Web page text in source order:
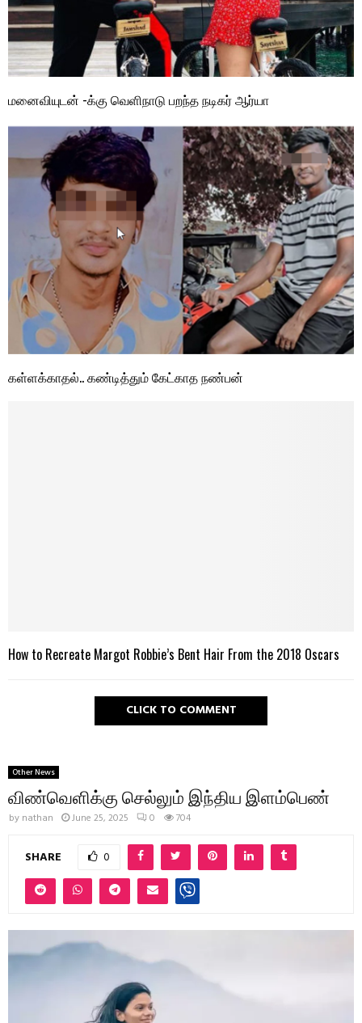
மனைவியுடன் -க்கு வெளிநாடு பறந்த நடிகர் ஆர்யா
கள்ளக்காதல்.. கண்டித்தும் கேட்காத நண்பன்
How to Recreate Margot Robbie’s Bent Hair From the 2018 Oscars
CLICK TO COMMENT
Other News
விண்வெளிக்கு செல்லும் இந்திய இளம்பெண்
by nathan June 25, 2025 0 704
SHARE 0